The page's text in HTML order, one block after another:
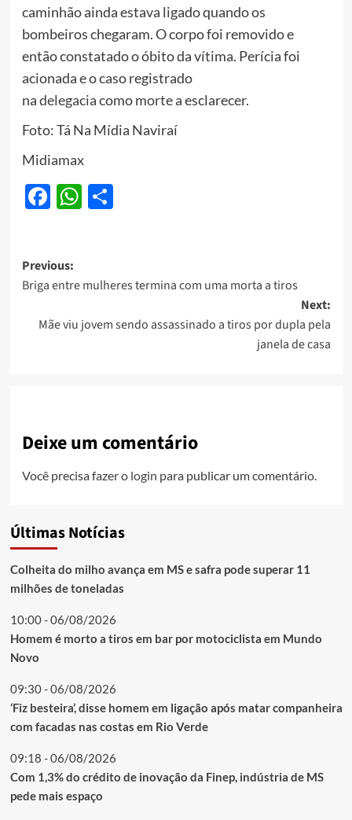
caminhão ainda estava ligado quando os
bombeiros chegaram. O corpo foi removido e
então constatado o óbito da vítima. Perícia foi
acionada e o caso registrado
nadelegaciacomomortea esclarecer.
Foto: Tá Na Mídia Naviraí
Midiamax
Facebook
WhatsApp
Share
Post
navigation
Previous:
Briga entre mulheres termina com uma morta a tiros
Next:
Mãe viu jovem sendo assassinado a tiros por dupla pela
janela de casa
Deixe um comentário
Você precisa fazer o login para publicar um comentário.
Últimas Notícias
Colheita do milho avança em MS e safra pode superar 11
milhões de toneladas
10:00 - 06/08/2026
Homem é morto a tiros em bar por motociclista em Mundo
Novo
09:30 - 06/08/2026
‘Fiz besteira’, disse homem em ligação após matar companheira
com facadas nas costas em Rio Verde
09:18 - 06/08/2026
Com 1,3% do crédito de inovação da Finep, indústria de MS
pede mais espaço